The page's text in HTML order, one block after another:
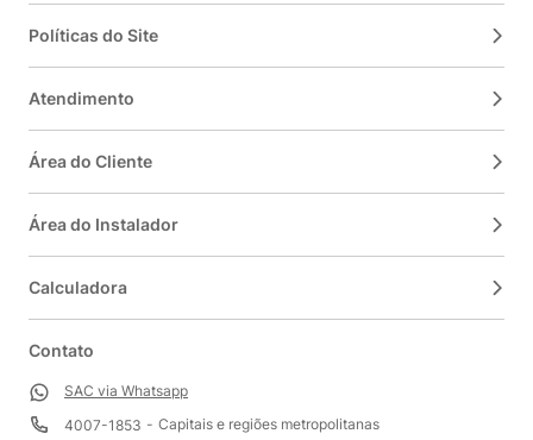
Políticas do Site
Atendimento
Área do Cliente
Área do Instalador
Calculadora
Contato
SAC via Whatsapp
4007-1853
Capitais e regiões metropolitanas